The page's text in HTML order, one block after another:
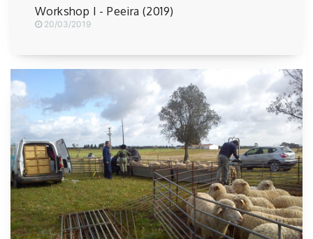
Workshop I - Peeira (2019)
20/03/2019